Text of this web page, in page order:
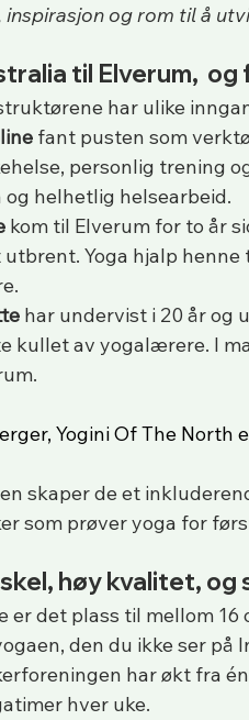
og rom til å
til Elverum,
har ulike
fant pusten som
personlig trening
og helhetlig helsearbeid.
kom til Elverum for to år
Yoga hjalp henne
har undervist i 20 år og
kullet av yogalærere. I
Yogini Of The North
skaper de et
som prøver yoga for
høy kvalitet, og
er det plass til mellom
den du ikke ser på
har økt fra
hver uke.